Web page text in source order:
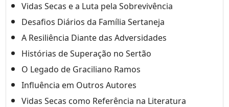
Vidas Secas e a Luta pela Sobrevivência
Desafios Diários da Família Sertaneja
A Resiliência Diante das Adversidades
Histórias de Superação no Sertão
O Legado de Graciliano Ramos
Influência em Outros Autores
Vidas Secas como Referência na Literatura